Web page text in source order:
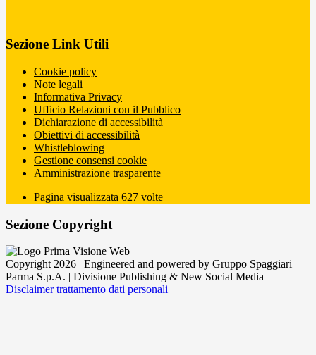
Sezione Link Utili
Cookie policy
Note legali
Informativa Privacy
Ufficio Relazioni con il Pubblico
Dichiarazione di accessibilità
Obiettivi di accessibilità
Whistleblowing
Gestione consensi cookie
Amministrazione trasparente
Pagina visualizzata 627 volte
Sezione Copyright
Copyright 2026 | Engineered and powered by Gruppo Spaggiari
Parma S.p.A. | Divisione Publishing & New Social Media
Disclaimer trattamento dati personali